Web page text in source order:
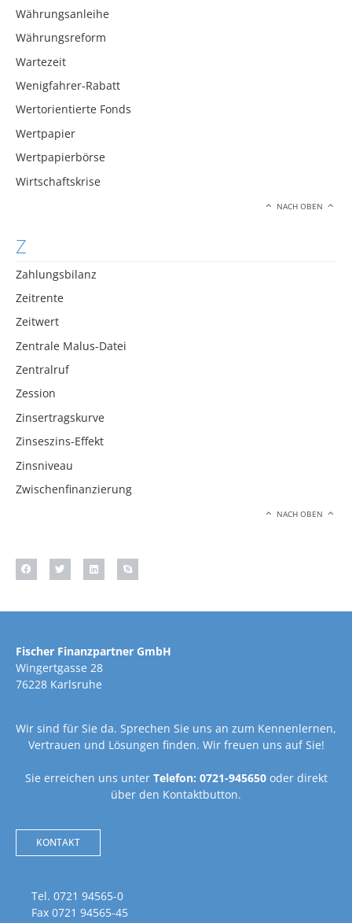
Währungsanleihe
Währungsreform
Wartezeit
Wenigfahrer-Rabatt
Wertorientierte Fonds
Wertpapier
Wertpapierbörse
Wirtschaftskrise
NACH OBEN
Z
Zahlungsbilanz
Zeitrente
Zeitwert
Zentrale Malus-Datei
Zentralruf
Zession
Zinsertragskurve
Zinseszins-Effekt
Zinsniveau
Zwischenfinanzierung
NACH OBEN
Fischer Finanzpartner GmbH
Wingertgasse 28
76228 Karlsruhe
Wir sind für Sie da. Sprechen Sie uns an zum Kennenlernen,
Vertrauen und Lösungen finden. Wir freuen uns auf Sie!
Sie erreichen uns unter Telefon: 0721-945650oder direkt
über den Kontaktbutton.
KONTAKT
Tel. 0721 94565-0
Fax 0721 94565-45